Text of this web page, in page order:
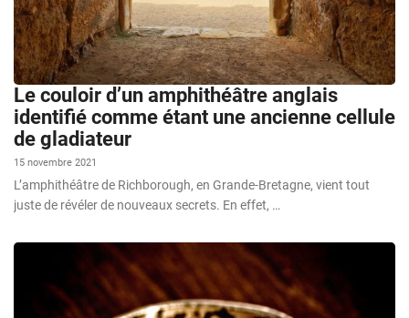
Le couloir d’un amphithéâtre anglais
identifié comme étant une ancienne cellule
de gladiateur
15 novembre 2021
L’amphithéâtre de Richborough, en Grande-Bretagne, vient tout
juste de révéler de nouveaux secrets. En effet, …